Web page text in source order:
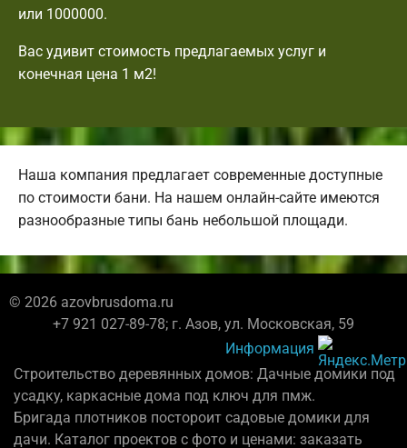
или 1000000.
Вас удивит стоимость предлагаемых услуг и
конечная цена 1 м2!
Наша компания предлагает современные доступные
по стоимости бани. На нашем онлайн-сайте имеются
разнообразные типы бань небольшой площади.
© 2026 azovbrusdoma.ru
+7 921 027-89-78; г. Азов, ул. Московская, 59
Информация
Строительство деревянных домов: Дачные домики под
усадку, каркасные дома под ключ для пмж.
Бригада плотников постороит садовые домики для
дачи. Каталог проектов с фото и ценами: заказать